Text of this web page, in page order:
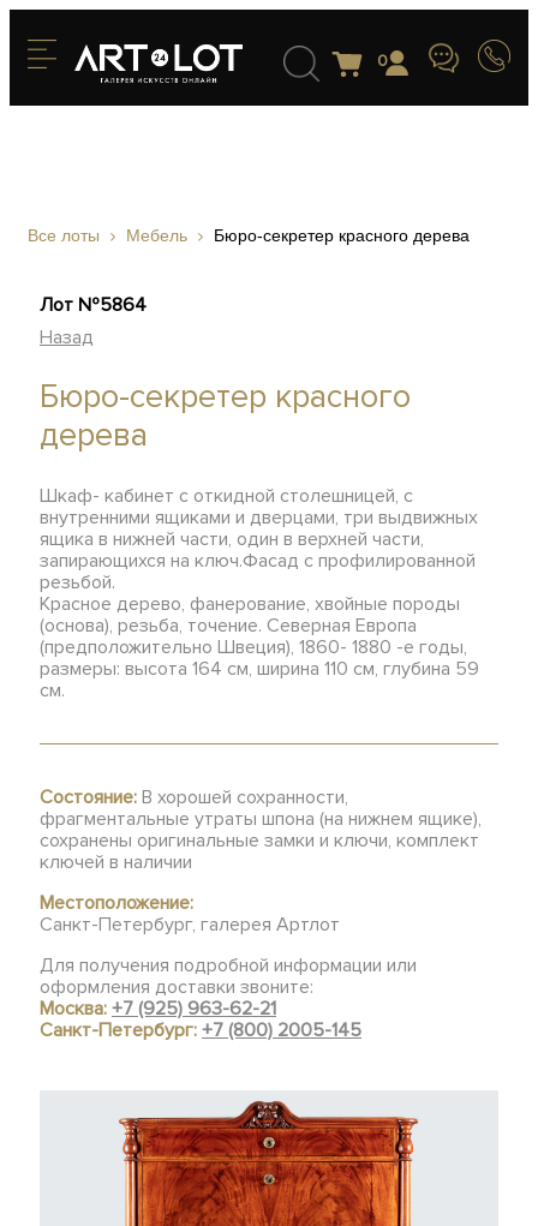
0
Все лоты Мебель Бюро-секретер красного дерева
Лот №5864
Назад
Бюро-секретер красного
дерева
Шкаф- кабинет с откидной столешницей, с
внутренними ящиками и дверцами, три выдвижных
ящика в нижней части, один в верхней части,
запирающихся на ключ.Фасад с профилированной
резьбой.
Красное дерево, фанерование, хвойные породы
(основа), резьба, точение. Северная Европа
(предположительно Швеция), 1860- 1880 -е годы,
размеры: высота 164 см, ширина 110 см, глубина 59
см.
Состояние: В хорошей сохранности,
фрагментальные утраты шпона (на нижнем ящике),
сохранены оригинальные замки и ключи, комплект
ключей в наличии
Местоположение:
Санкт-Петербург, галерея Артлот
Для получения подробной информации или
оформления доставки звоните:
Москва:+7 (925) 963-62-21
Санкт-Петербург:+7 (800) 2005-145